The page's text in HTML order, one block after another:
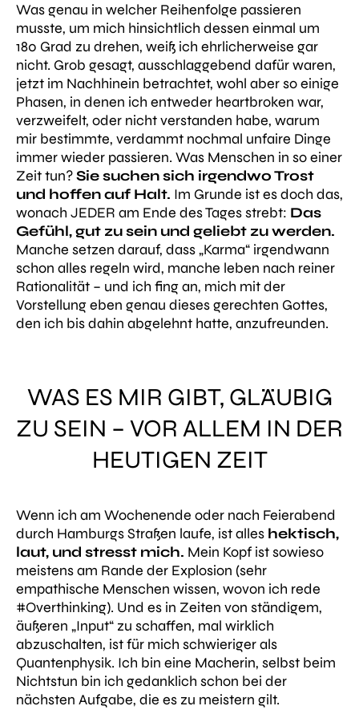
Was genau in welcher Reihenfolge passieren
musste, um mich hinsichtlich dessen einmal um
180 Grad zu drehen, weiß ich ehrlicherweise gar
nicht. Grob gesagt, ausschlaggebend dafür waren,
jetzt im Nachhinein betrachtet, wohl aber so einige
Phasen, in denen ich entweder heartbroken war,
verzweifelt, oder nicht verstanden habe, warum
mir bestimmte, verdammt nochmal unfaire Dinge
immer wieder passieren. Was Menschen in so einer
Zeit tun?Sie suchen sich irgendwo Trost
und hoffen auf Halt. Im Grunde ist es doch das,
wonach JEDER am Ende des Tages strebt: Das
Gefühl, gut zu sein und geliebt zu werden.
Manche setzen darauf, dass „Karma“ irgendwann
schon alles regeln wird, manche leben nach reiner
Rationalität – und ich fing an, mich mit der
Vorstellung eben genau dieses gerechten Gottes,
den ich bis dahin abgelehnt hatte, anzufreunden.
WAS ES MIR GIBT, GLÄUBIG
ZU SEIN – VOR ALLEM IN DER
HEUTIGEN ZEIT
Wenn ich am Wochenende oder nach Feierabend
durch Hamburgs Straßen laufe, ist alles hektisch,
laut, und stresst mich. Mein Kopf ist sowieso
meistens am Rande der Explosion (sehr
empathische Menschen wissen, wovon ich rede
#Overthinking). Und es in Zeiten von ständigem,
äußeren „Input“ zu schaffen, mal wirklich
abzuschalten, ist für mich schwieriger als
Quantenphysik. Ich bin eine Macherin, selbst beim
Nichtstun bin ich gedanklich schon bei der
nächsten Aufgabe, die es zu meistern gilt.